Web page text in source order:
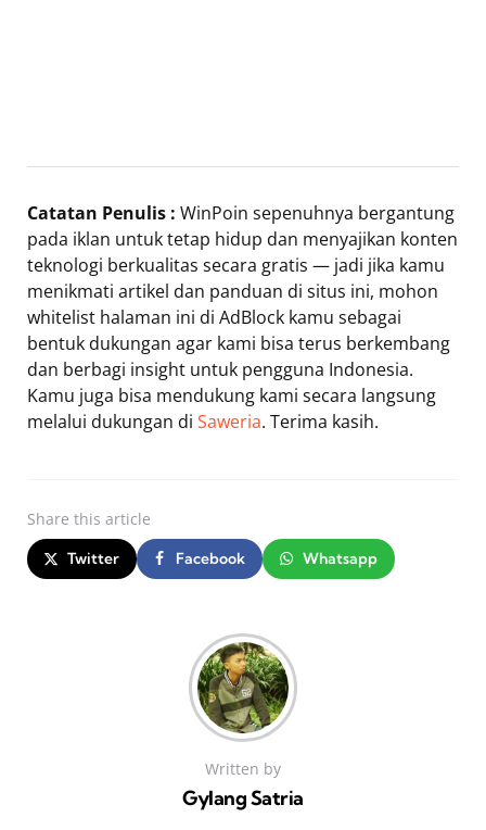
Catatan Penulis : WinPoin sepenuhnya bergantung
pada iklan untuk tetap hidup dan menyajikan konten
teknologi berkualitas secara gratis — jadi jika kamu
menikmati artikel dan panduan di situs ini, mohon
whitelist halaman ini di AdBlock kamu sebagai
bentuk dukungan agar kami bisa terus berkembang
dan berbagi insight untuk pengguna Indonesia.
Kamu juga bisa mendukung kami secara langsung
melalui dukungan di Saweria. Terima kasih.
Share this article
Twitter Facebook Whatsapp
Written by
Gylang Satria